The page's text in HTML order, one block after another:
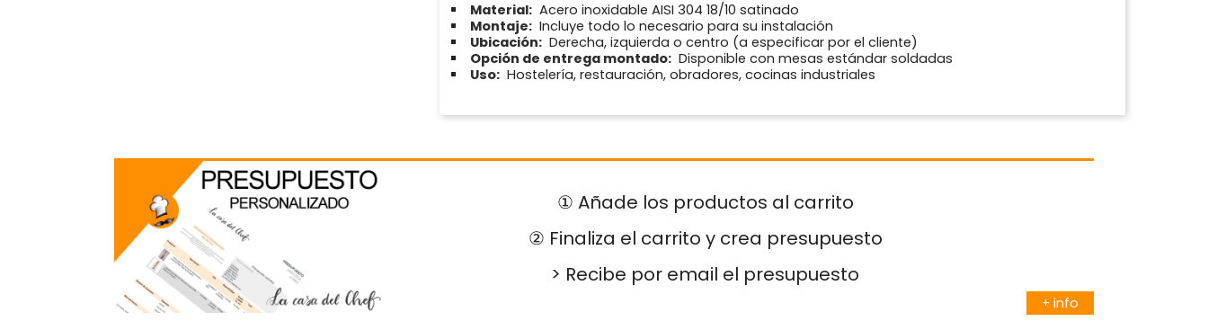
Material: Acero inoxidable AISI 304 18/10 satinado
Montaje: Incluye todo lo necesario para su instalación
Ubicación: Derecha, izquierda o centro (a especificar por el cliente)
Opción de entrega montado: Disponible con mesas estándar soldadas
Uso: Hostelería, restauración, obradores, cocinas industriales
① Añade los productos al carrito
② Finaliza el carrito y crea presupuesto
> Recibe por email el presupuesto
+ info